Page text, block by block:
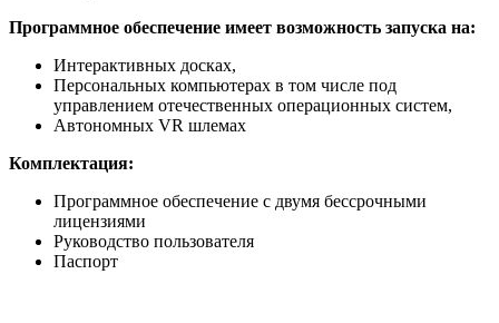
Программное обеспечение имеет возможность запуска на:
Интерактивных досках,
Персональных компьютерах в том числе под
управлением отечественных операционных систем,
Автономных VR шлемах
Комплектация:
Программное обеспечение с двумя бессрочными
лицензиями
Руководство пользователя
Паспорт